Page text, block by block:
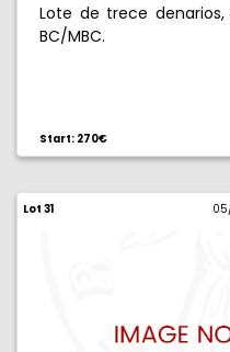
Lote de trece
BC/MBC.
Start: 270€
Lot 31